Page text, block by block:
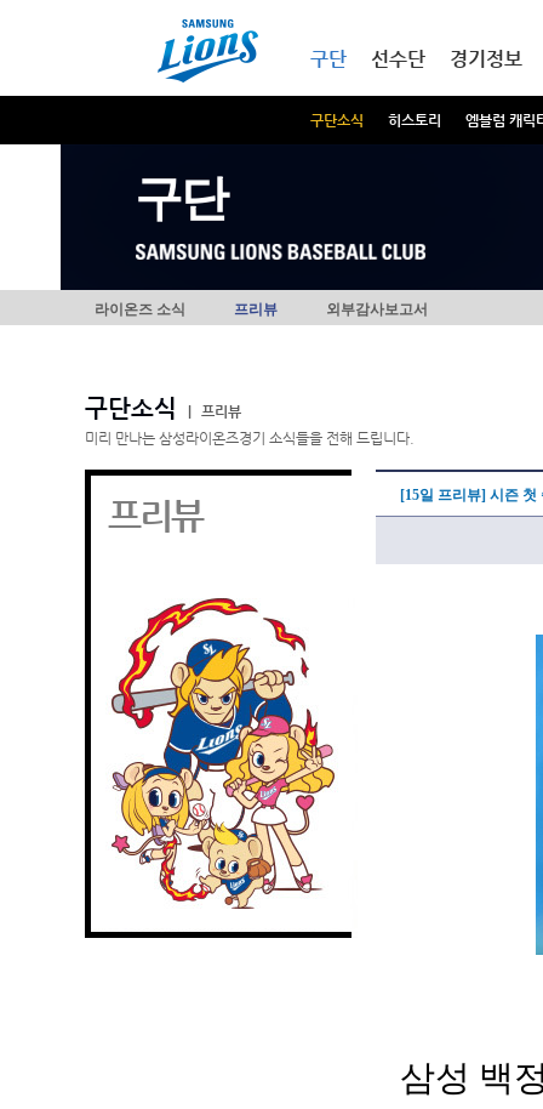
구단
구단소식 히스토리 엠블럼 캐릭
선수단 경기정보
구단
라이온즈 소식 프리뷰 외부감사보고서
구단소식
프리뷰
미리 만나는 삼성라이온즈경기 소식들을 전해 드립니다.
프리뷰 [15일 프리뷰] 시즌
삼성 백